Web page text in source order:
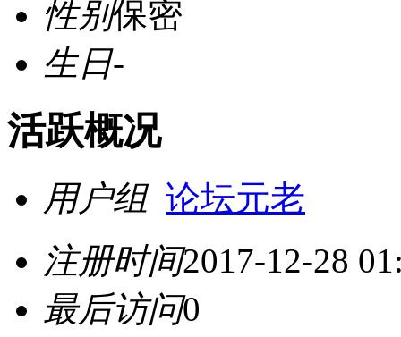
性别保密
生日-
活跃概况
用户组 论坛元老
注册时间2017-12-28
最后访问0